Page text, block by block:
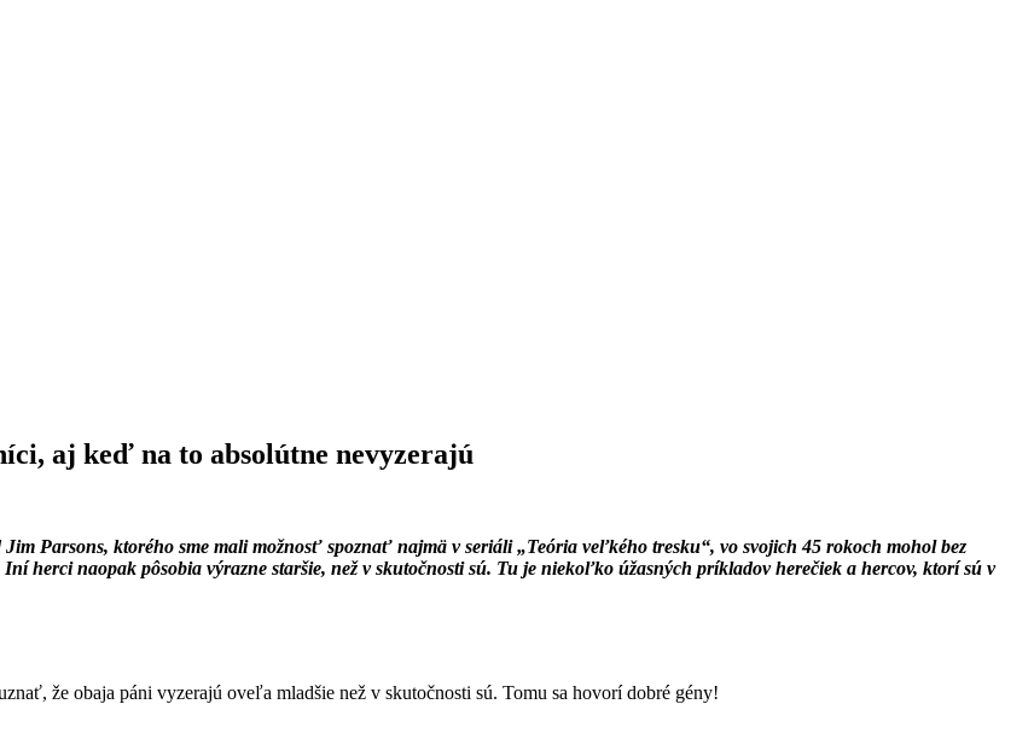
aj keď na to absolútne nevyzerajú
Parsons, ktorého sme mali možnosť spoznať najmä v seriáli „Teória veľkého tresku“, vo svojich 45 rokoch mohol bez
herci naopak pôsobia výrazne staršie, než v skutočnosti sú. Tu je niekoľko úžasných príkladov herečiek a hercov, ktorí sú v
že obaja páni vyzerajú oveľa mladšie než v skutočnosti sú. Tomu sa hovorí dobré gény!